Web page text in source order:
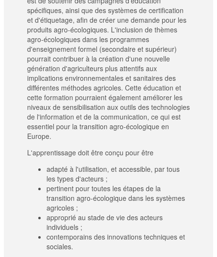
spécifiques, ainsi que des systèmes de certification
et d'étiquetage, afin de créer une demande pour les
produits agro-écologiques. L'inclusion de thèmes
agro-écologiques dans les programmes
d'enseignement formel (secondaire et supérieur)
pourrait contribuer à la création d'une nouvelle
génération d'agriculteurs plus attentifs aux
implications environnementales et sanitaires des
différentes méthodes agricoles. Cette éducation et
cette formation pourraient également améliorer les
niveaux de sensibilisation aux outils des technologies
de l'information et de la communication, ce qui est
essentiel pour la transition agro-écologique en
Europe.
L'apprentissage doit être conçu pour être
adapté à l'utilisation, et accessible, par tous
les types d'acteurs ;
pertinent pour toutes les étapes de la
transition agro-écologique dans les systèmes
agricoles ;
approprié au stade de vie des acteurs
individuels ;
contemporains des innovations techniques et
sociales.